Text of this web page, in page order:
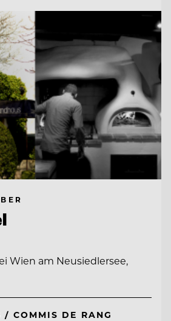
Wien am Neusiedlersee,
/ COMMIS DE RANG